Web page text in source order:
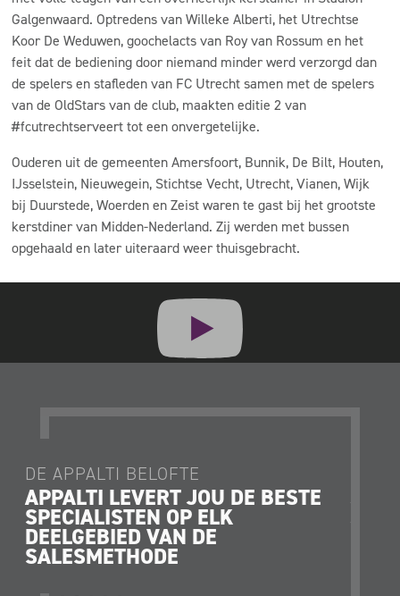
Galgenwaard. Optredens van Willeke Alberti, het Utrechtse
Koor De Weduwen, goochelacts van Roy van Rossum en het
feit dat de bediening door niemand minder werd verzorgd dan
de spelers en stafleden van FC Utrecht samen met de spelers
van de OldStars van de club, maakten editie 2 van
#fcutrechtserveert tot een onvergetelijke.
Ouderen uit de gemeenten Amersfoort, Bunnik, De Bilt, Houten,
IJsselstein, Nieuwegein, Stichtse Vecht, Utrecht, Vianen, Wijk
bij Duurstede, Woerden en Zeist waren te gast bij het grootste
kerstdiner van Midden-Nederland. Zij werden met bussen
opgehaald en later uiteraard weer thuisgebracht.
DE APPALTI BELOFTE
APPALTI LEVERT JOU DE BESTE
SPECIALISTEN OP ELK
DEELGEBIED VAN DE
SALESMETHODE